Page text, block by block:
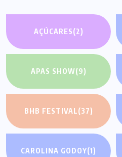
AÇÚCARES(2)
APAS SHOW(9)
BHB FESTIVAL(37)
CAROLINA GODOY(1)